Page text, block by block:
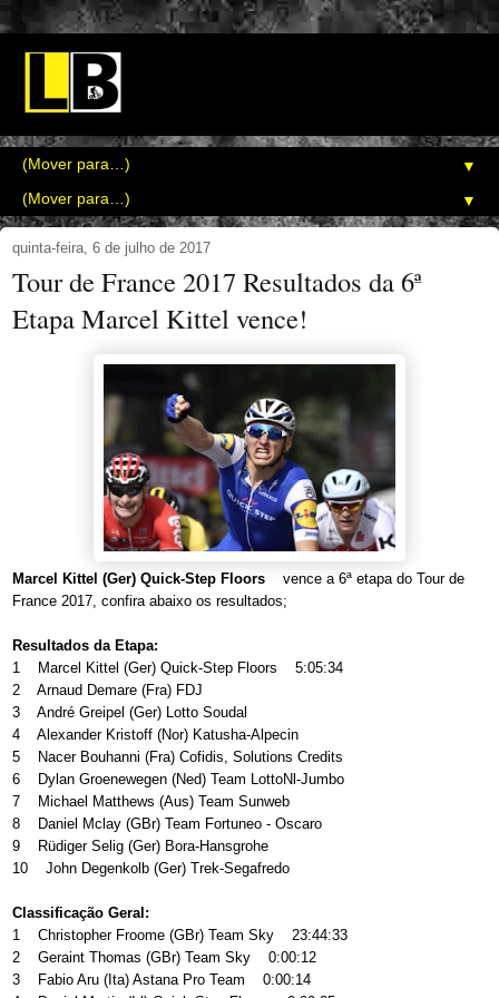
▼
▼
quinta-feira, 6 de julho de 2017
Tour de France 2017 Resultados da 6ª
Etapa Marcel Kittel vence!
Marcel Kittel (Ger) Quick-Step Floors
vence a 6ª etapa do Tour de
France 2017, confira abaixo os resultados;
Resultados da Etapa:
1 Marcel Kittel (Ger) Quick-Step Floors 5:05:34
2 Arnaud Demare (Fra) FDJ
3 André Greipel (Ger) Lotto Soudal
4 Alexander Kristoff (Nor) Katusha-Alpecin
5 Nacer Bouhanni (Fra) Cofidis, Solutions Credits
6 Dylan Groenewegen (Ned) Team LottoNl-Jumbo
7 Michael Matthews (Aus) Team Sunweb
8 Daniel Mclay (GBr) Team Fortuneo - Oscaro
9 Rüdiger Selig (Ger) Bora-Hansgrohe
10 John Degenkolb (Ger) Trek-Segafredo
Classificação Geral:
1 Christopher Froome (GBr) Team Sky 23:44:33
2 Geraint Thomas (GBr) Team Sky 0:00:12
3 Fabio Aru (Ita) Astana Pro Team 0:00:14